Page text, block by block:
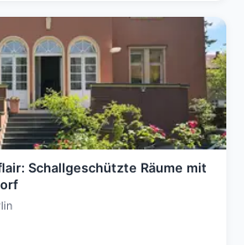
Schallgeschützte Räume mit